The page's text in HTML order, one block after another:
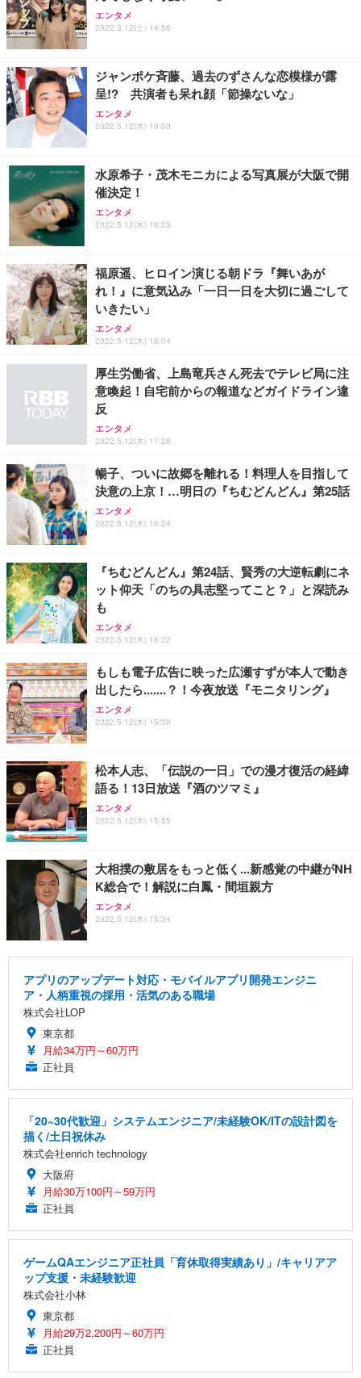
ッシュ 通気性 ランバーサポート付き 腰サポート ガ
ス圧無段階昇降 360度回転 キャスター付き コンパク
HOOTER Gaming Monitor 24” Essential ゲーミン
グモニター QD 24.5インチ 1ms FHD 量子ドット 残
アイリスオーヤマ ペットシーツ 超厚型 お徳用 レギ
ュラー 200枚入【Amazon.co.jp限定】
エンタメ
2022.3.12(土) 14:56
ジャンポケ斉藤、過去のずさんな恋模様が露
呈!? 共演者も呆れ顔「節操ないな」
エンタメ
2022.5.12(木) 19:00
水原希子・茂木モニカによる写真展が大阪で開
催決定！
エンタメ
2022.5.12(木) 18:23
福原遥、ヒロイン演じる朝ドラ『舞いあが
れ！』に意気込み「一日一日を大切に過ごして
いきたい」
エンタメ
2022.5.12(木) 18:04
厚生労働省、上島竜兵さん死去でテレビ局に注
意喚起！自宅前からの報道などガイドライン違
反
エンタメ
2022.5.12(木) 17:28
暢子、ついに故郷を離れる！料理人を目指して
決意の上京！…明日の『ちむどんどん』第25話
エンタメ
2022.5.12(木) 16:24
『ちむどんどん』第24話、賢秀の大逆転劇にネ
ット仰天「のちの具志堅ってこと？」と深読み
も
エンタメ
2022.5.12(木) 16:22
もしも電子広告に映った広瀬すずが本人で動き
出したら.......？！今夜放送『モニタリング』
エンタメ
2022.5.12(木) 15:39
松本人志、「伝説の一日」での漫才復活の経緯
語る！13日放送『酒のツマミ』
エンタメ
2022.5.12(木) 15:55
大相撲の敷居をもっと低く...新感覚の中継がNH
K総合で！解説に白鳳・間垣親方
エンタメ
2022.5.12(木) 15:34
アプリのアップデート対応・モバイルアプリ開発エンジニ
ア・人柄重視の採用・活気のある職場
株式会社LOP
東京都
月給34万円～60万円
正社員
「20~30代歓迎」システムエンジニア/未経験OK/ITの設計図を
描く/土日祝休み
株式会社enrich technology
大阪府
月給30万100円～59万円
正社員
ゲームQAエンジニア正社員「育休取得実績あり」/キャリアア
ップ支援・未経験歓迎
株式会社小林
東京都
月給29万2,200円～60万円
正社員